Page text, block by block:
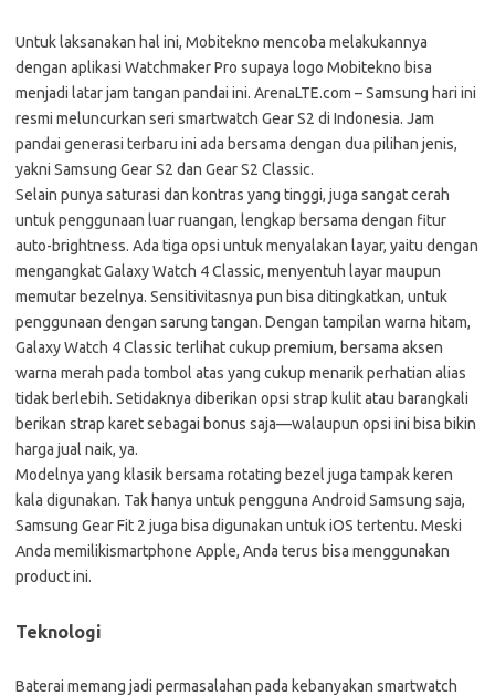
Untuk laksanakan hal ini, Mobitekno mencoba melakukannya
dengan aplikasi Watchmaker Pro supaya logo Mobitekno bisa
menjadi latar jam tangan pandai ini. ArenaLTE.com – Samsung hari ini
resmi meluncurkan seri smartwatch Gear S2 di Indonesia. Jam
pandai generasi terbaru ini ada bersama dengan dua pilihan jenis,
yakni Samsung Gear S2 dan Gear S2 Classic.
Selain punya saturasi dan kontras yang tinggi, juga sangat cerah
untuk penggunaan luar ruangan, lengkap bersama dengan fitur
auto-brightness. Ada tiga opsi untuk menyalakan layar, yaitu dengan
mengangkat Galaxy Watch 4 Classic, menyentuh layar maupun
memutar bezelnya. Sensitivitasnya pun bisa ditingkatkan, untuk
penggunaan dengan sarung tangan. Dengan tampilan warna hitam,
Galaxy Watch 4 Classic terlihat cukup premium, bersama aksen
warna merah pada tombol atas yang cukup menarik perhatian alias
tidak berlebih. Setidaknya diberikan opsi strap kulit atau barangkali
berikan strap karet sebagai bonus saja—walaupun opsi ini bisa bikin
harga jual naik, ya.
Modelnya yang klasik bersama rotating bezel juga tampak keren
kala digunakan. Tak hanya untuk pengguna Android Samsung saja,
Samsung Gear Fit 2 juga bisa digunakan untuk iOS tertentu. Meski
Anda memilikismartphone Apple, Anda terus bisa menggunakan
product ini.
Teknologi
Baterai memang jadi permasalahan pada kebanyakan smartwatch